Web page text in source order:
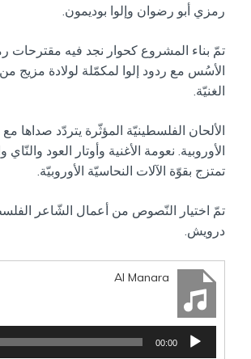
رمزي أبو رضوان وإلوا بوديمون.
تمّ بناء المشروع كحوار نجد فيه مقترحات
الأسُس مع ردود إلوا لمكمّلة لولادة مزيج
الغنيّة.
الألحان الفلسطينيّة المؤثّرة يتردّد صداها مع
الأوروبية. نعومة الأغنية وأوتار العود والنّاي
تمتزج بقوّة الآلات النحاسيّة الأوروبيّة.
تمّ اختيار النّصوص من أعمال الشّاعر
درويش.
Al Manara
مشغل
الصوت
00:00